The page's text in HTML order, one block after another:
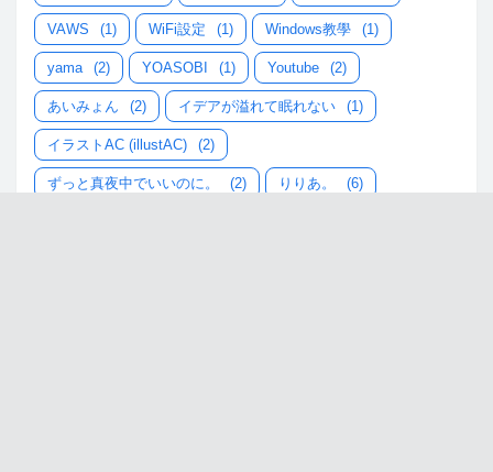
VAWS (1) WiFi設定 (1) Windows教學 (1)
yama (2) YOASOBI (1) Youtube (2)
あいみょん (2) イデアが溢れて眠れない (1)
イラストAC (illustAC) (2)
ずっと真夜中でいいのに。 (2) りりあ。 (6)